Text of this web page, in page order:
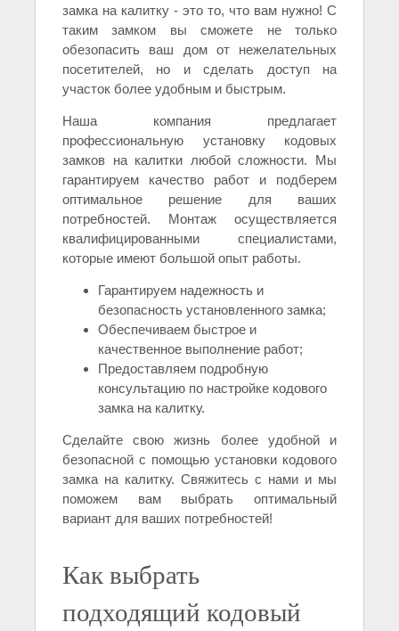
замка на калитку - это то, что вам нужно! С
таким замком вы сможете не только
обезопасить ваш дом от нежелательных
посетителей, но и сделать доступ на
участок более удобным и быстрым.
Наша компания предлагает
профессиональную установку кодовых
замков на калитки любой сложности. Мы
гарантируем качество работ и подберем
оптимальное решение для ваших
потребностей. Монтаж осуществляется
квалифицированными специалистами,
которые имеют большой опыт работы.
Гарантируем надежность и
безопасность установленного замка;
Обеспечиваем быстрое и
качественное выполнение работ;
Предоставляем подробную
консультацию по настройке кодового
замка на калитку.
Сделайте свою жизнь более удобной и
безопасной с помощью установки кодового
замка на калитку. Свяжитесь с нами и мы
поможем вам выбрать оптимальный
вариант для ваших потребностей!
Как выбрать
подходящий кодовый